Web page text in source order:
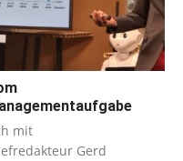
mit
Gerd